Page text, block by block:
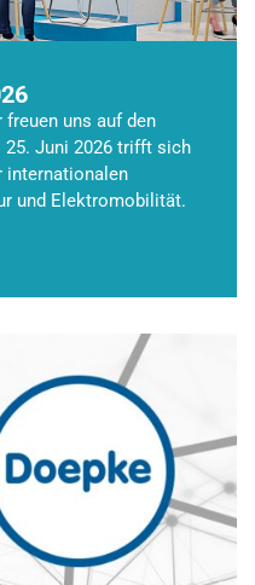
freuen uns auf den
25. Juni 2026 trifft sich
internationalen
und Elektromobilität.